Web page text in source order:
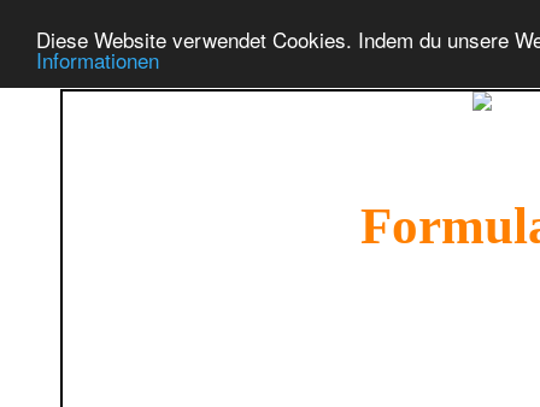
Diese Website verwendet Cookies. Indem du unsere
Informationen